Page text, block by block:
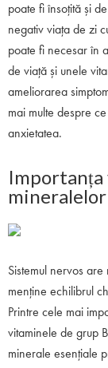
poate fi însoțită și
negativ viața de zi
poate fi necesar în
de viață și unele
ameliorarea
mai multe despre
anxietatea.
Sistemul nervos
menține echilibrul
Printre cele mai
vitaminele de grup
minerale esențiale